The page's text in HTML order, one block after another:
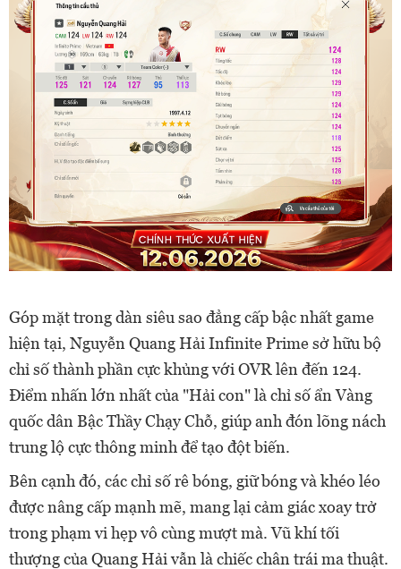
Góp mặt trong dàn siêu sao đẳng cấp bậc nhất game
hiện tại, Nguyễn Quang Hải Infinite Prime sở hữu bộ
chỉ số thành phần cực khủng với OVR lên đến 124.
Điểm nhấn lớn nhất của "Hải con" là chỉ số ẩn Vàng
quốc dân Bậc Thầy Chạy Chỗ, giúp anh đón lõng nách
trung lộ cực thông minh để tạo đột biến.
Bên cạnh đó, các chỉ số rê bóng, giữ bóng và khéo léo
được nâng cấp mạnh mẽ, mang lại cảm giác xoay trở
trong phạm vi hẹp vô cùng mượt mà. Vũ khí tối
thượng của Quang Hải vẫn là chiếc chân trái ma thuật.